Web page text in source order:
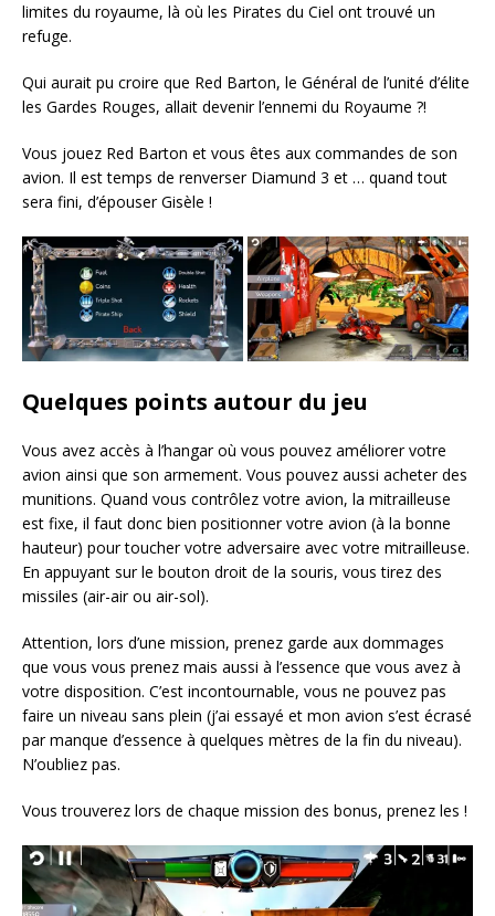
limites du royaume, là où les Pirates du Ciel ont trouvé un
refuge.
Qui aurait pu croire que Red Barton, le Général de l’unité d’élite
les Gardes Rouges, allait devenir l’ennemi du Royaume ?!
Vous jouez Red Barton et vous êtes aux commandes de son
avion. Il est temps de renverser Diamund 3 et … quand tout
sera fini, d’épouser Gisèle !
Quelques points autour du jeu
Vous avez accès à l’hangar où vous pouvez améliorer votre
avion ainsi que son armement. Vous pouvez aussi acheter des
munitions. Quand vous contrôlez votre avion, la mitrailleuse
est fixe, il faut donc bien positionner votre avion (à la bonne
hauteur) pour toucher votre adversaire avec votre mitrailleuse.
En appuyant sur le bouton droit de la souris, vous tirez des
missiles (air-air ou air-sol).
Attention, lors d’une mission, prenez garde aux dommages
que vous vous prenez mais aussi à l’essence que vous avez à
votre disposition. C’est incontournable, vous ne pouvez pas
faire un niveau sans plein (j’ai essayé et mon avion s’est écrasé
par manque d’essence à quelques mètres de la fin du niveau).
N’oubliez pas.
Vous trouverez lors de chaque mission des bonus, prenez les !